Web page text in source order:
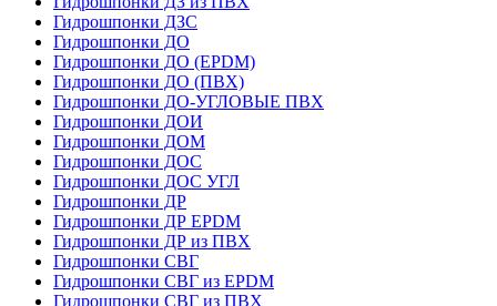
Гидрошпонки ДЗС
Гидрошпонки ДО
Гидрошпонки ДО (EPDM)
Гидрошпонки ДО (ПВХ)
Гидрошпонки ДО-УГЛОВЫЕ ПВХ
Гидрошпонки ДОИ
Гидрошпонки ДОМ
Гидрошпонки ДОС
Гидрошпонки ДОС УГЛ
Гидрошпонки ДР
Гидрошпонки ДР EPDM
Гидрошпонки ДР из ПВХ
Гидрошпонки СВГ
Гидрошпонки СВГ из EPDM
Гидрошпонки СВГ из ПВХ